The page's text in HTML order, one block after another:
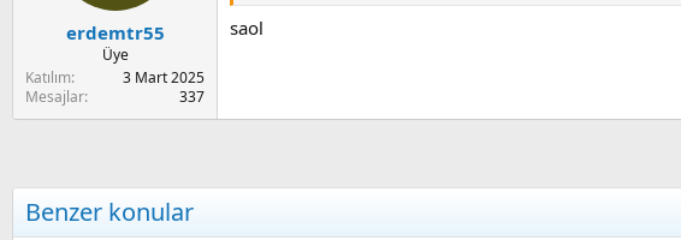
erdemtr55
Üye
Katılım
3 Mart 2025
Mesajlar
337
saol
Benzer konular